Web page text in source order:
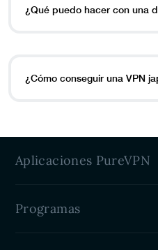
¿Qué puedo hacer con una
¿Cómo conseguir una VPN
Aplicaciones PureVPN
VPN de Windows
Programas